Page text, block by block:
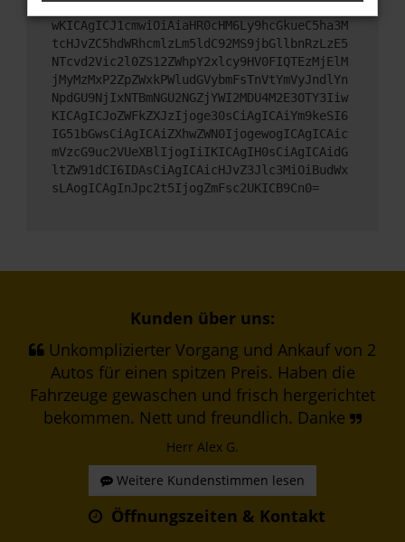
mNvbmZpZyI6IHsKICAgICJtZXRob2QiOiAiR0VUIi
wKICAgICJ1cmwiOiAiaHR0cHM6Ly9hcGkueC5ha3M
tcHJvZC5hdWRhcmlzLm5ldC92MS9jbGllbnRzLzE5
NTcvd2Vic2l0ZS12ZWhpY2xlcy9HV0FIQTEzMjElM
jMyMzMxP2ZpZWxkPWludGVybmFsTnVtYmVyJndlYn
NpdGU9NjIxNTBmNGU2NGZjYWI2MDU4M2E3OTY3Iiw
KICAgICJoZWFkZXJzIjoge30sCiAgICAiYm9keSI6
IG51bGwsCiAgICAiZXhwZWN0IjogewogICAgICAic
mVzcG9uc2VUeXBlIjogIiIKICAgIH0sCiAgICAidG
ltZW91dCI6IDAsCiAgICAicHJvZ3Jlc3MiOiBudWx
sLAogICAgInJpc2t5IjogZmFsc2UKICB9Cn0=
Kunden über uns:
Unkomplizierter Vorgang und Ankauf von 2
Autos für einen spitzen Preis. Haben die
Fahrzeuge gewaschen und frisch hergerichtet
bekommen. Nett und freundlich. Danke
Herr Alex G.
Weitere Kundenstimmen lesen
Öffnungszeiten & Kontakt